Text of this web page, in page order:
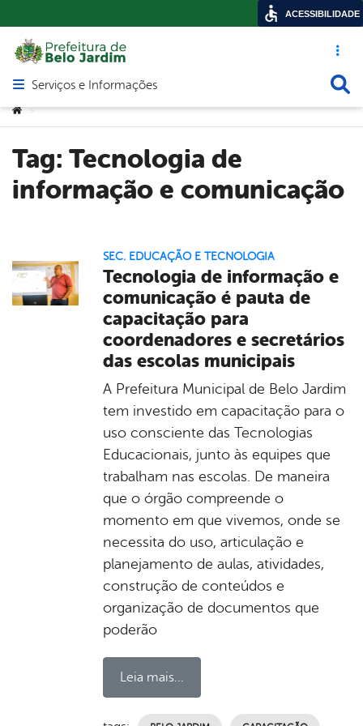
Acesso
Abrir menu principal de navegação
Serviços e Informações
Você está aqui:
>
Tag: Tecnologia de
informação e comunicação
SEC. EDUCAÇÃO E TECNOLOGIA
Tecnologia de informação e
comunicação é pauta de
capacitação para
coordenadores e secretários
das escolas municipais
A Prefeitura Municipal de Belo Jardim
tem investido em capacitação para o
uso consciente das Tecnologias
Educacionais, junto às equipes que
trabalham nas escolas. De maneira
que o órgão compreende o
momento em que vivemos, onde se
necessita do uso, articulação e
planejamento de aulas, atividades,
construção de conteúdos e
organização de documentos que
poderão
Leia mais...
ACESSIBILIDADE